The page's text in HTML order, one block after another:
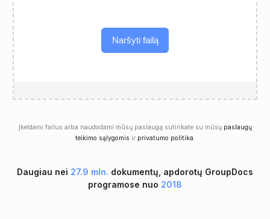
Naršyti failą
Įkeldami failus arba naudodami mūsų paslaugą sutinkate su mūsų paslaugų
teikimo sąlygomis ir privatumo politika.
Daugiau nei 27.9 mln. dokumentų, apdorotų GroupDocs
programose nuo 2018